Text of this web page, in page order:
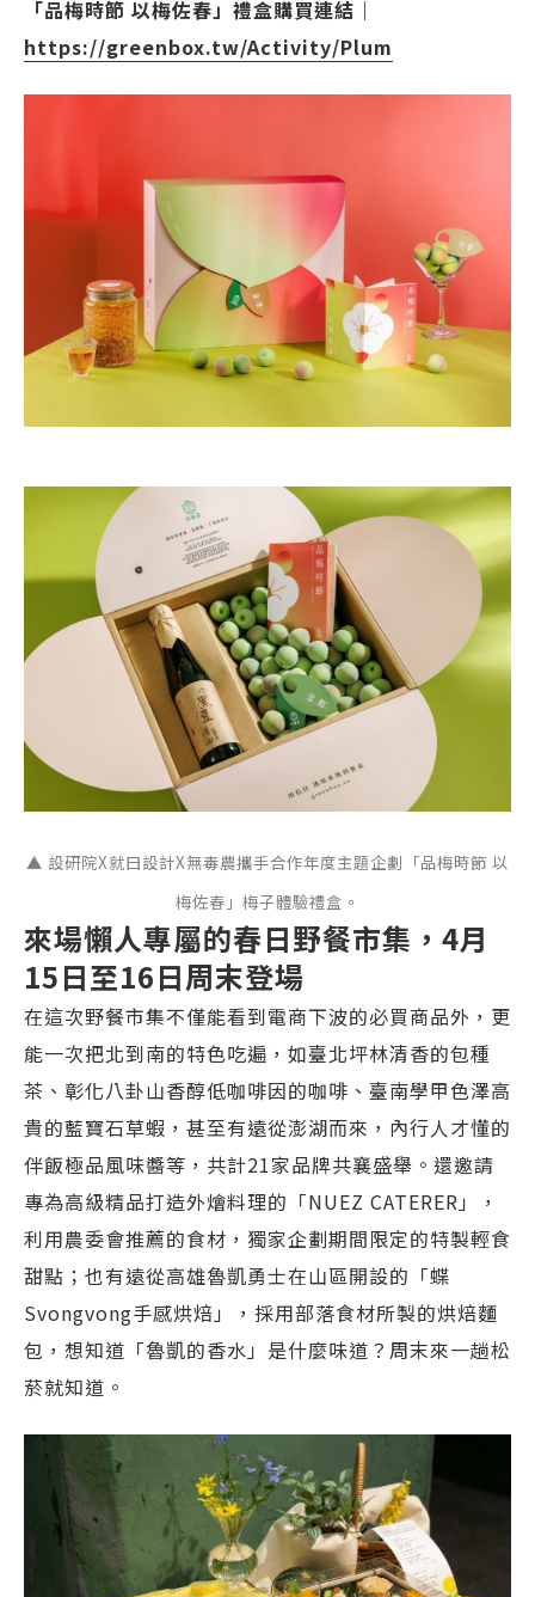
「品梅時節 以梅佐春」禮盒購買連結｜
https://greenbox.tw/Activity/Plum
▲ 設研院X就曰設計X無毒農攜手合作年度主題企劃「品梅時節 以
梅佐春」梅子體驗禮盒。
來場懶人專屬的春日野餐市集，4月
15日至16日周末登場
在這次野餐市集不僅能看到電商下波的必買商品外，更
能一次把北到南的特色吃遍，如臺北坪林清香的包種
茶、彰化八卦山香醇低咖啡因的咖啡、臺南學甲色澤高
貴的藍寶石草蝦，甚至有遠從澎湖而來，內行人才懂的
伴飯極品風味醬等，共計21家品牌共襄盛舉。還邀請
專為高級精品打造外燴料理的「NUEZ CATERER」，
利用農委會推薦的食材，獨家企劃期間限定的特製輕食
甜點；也有遠從高雄魯凱勇士在山區開設的「蝶
Svongvong手感烘焙」，採用部落食材所製的烘焙麵
包，想知道「魯凱的香水」是什麼味道？周末來一趟松
菸就知道。